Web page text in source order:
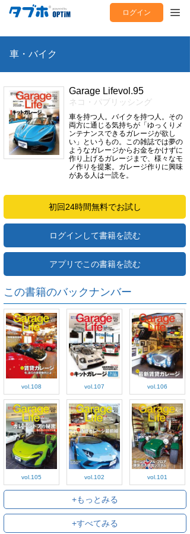
ログイン
車・バイク
Garage Lifevol.95
ネコ・パブリッシング
車を持つ人。バイクを持つ人。その
両方に通じる気持ちが「ゆっくりメ
ンテナンスできるガレージが欲し
い」というもの。この雑誌では夢の
ようなガレージからお金をかけずに
作り上げるガレージまで、様々なモ
ノ作りを提案。ガレージ作りに興味
がある人は一読を。
初回24時間無料でお試し
ログインして書籍を読む
アプリでこの書籍を読む
この書籍のバックナンバー
vol.108 vol.107 vol.106
vol.105 vol.102 vol.101
+もっとみる
+すべてみる